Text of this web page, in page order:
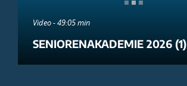
Video - 49:05 min
SENIORENAKADEMIE 2026 (1)